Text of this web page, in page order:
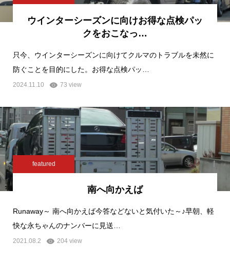
ウインターシーズンに向けお得な点検パッ
クをおこなっ…
只今、ウインターシーズンに向けてクルマのトラブルを未然に
防ぐことを目的にした。お得な点検パッ…
2024.11.10 73 view
featured
南へ向かえば
Runaway～ 南へ向かえば今答などないと気付いた～♪早朝、軽
快な永ちゃんのナンバーに見送…
2021.08.2 204 view